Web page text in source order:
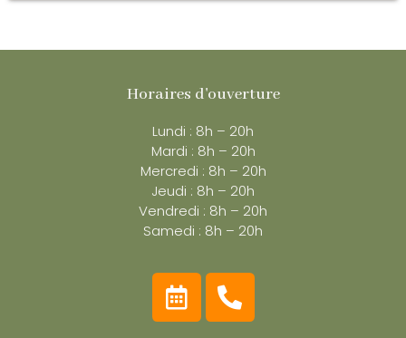
Horaires d'ouverture
Lundi : 8h – 20h
Mardi : 8h – 20h
Mercredi : 8h – 20h
Jeudi : 8h – 20h
Vendredi : 8h – 20h
Samedi : 8h – 20h